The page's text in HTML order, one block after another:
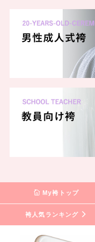
My袴トップ
袴人気ランキング